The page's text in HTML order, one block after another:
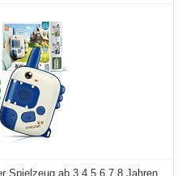
Spielzeug ab 3 4 5 6 7 8 Jahren